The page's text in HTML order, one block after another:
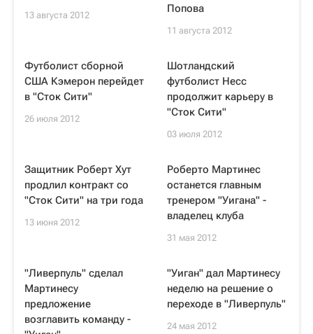
13 августа 2012
Попова
11 августа 2012
Футболист сборной
США Кэмерон перейдет
в "Сток Сити"
26 июля 2012
Шотландский
футболист Несс
продолжит карьеру в
"Сток Сити"
03 июля 2012
Защитник Роберт Хут
продлил контракт со
"Сток Сити" на три года
13 июня 2012
Роберто Мартинес
останется главным
тренером "Уигана" -
владелец клуба
31 мая 2012
"Ливерпуль" сделал
Мартинесу
предложение
возглавить команду -
"Уиган" дал Мартинесу
неделю на решение о
переходе в "Ливерпуль"
24 мая 2012